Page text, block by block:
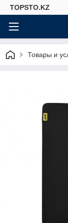
TOPSTO.KZ
Товары и